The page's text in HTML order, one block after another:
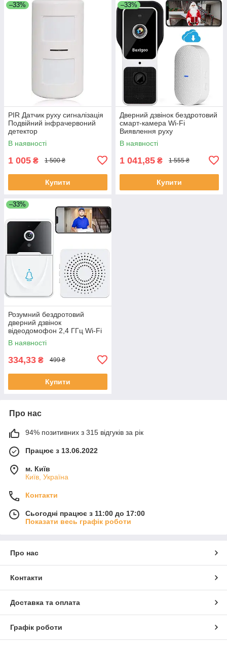
–33%
PIR Датчик руху сигналізація
Подвійний інфрачервоний
детектор
В наявності
1 005 ₴ 1 500 ₴
Купити
–33%
Дверний дзвінок бездротовий
смарт-камера Wi-Fi
Виявлення руху
В наявності
1 041,85 ₴ 1 555 ₴
Купити
–33%
Розумний бездротовий
дверний дзвінок
відеодомофон 2,4 ГГц Wi-Fi
В наявності
334,33 ₴ 499 ₴
Купити
Про нас
94% позитивних з 315 відгуків за рік
Працює з 13.06.2022
м. Київ
Київ, Україна
Контакти
Сьогодні працює з 11:00 до 17:00
Показати весь графік роботи
Про нас
Контакти
Доставка та оплата
Графік роботи